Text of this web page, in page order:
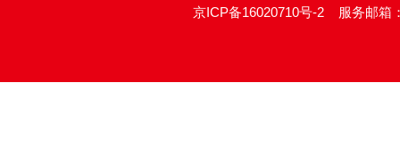
京ICP备16020710号-2 服务邮箱